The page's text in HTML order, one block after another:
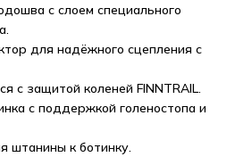
с слоем специального
для надёжного сцепления с
с защитой коленей FINNTRAIL.
с поддержкой голеностопа и
штанины к ботинку.